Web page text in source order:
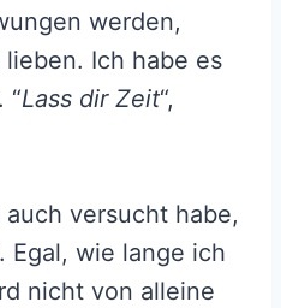
werden,
Ich habe es
“Lass dir Zeit“,
versucht habe,
Egal, wie lange ich
nicht von alleine